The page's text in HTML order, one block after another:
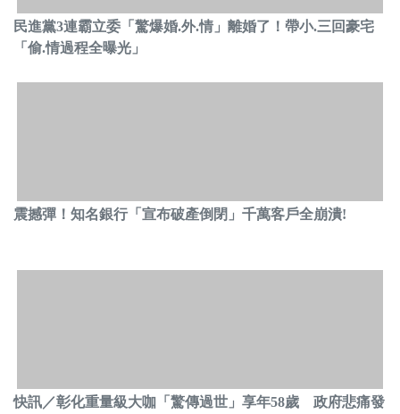
民進黨3連霸立委「驚爆婚.外.情」離婚了！帶小.三回豪宅
「偷.情過程全曝光」
震撼彈！知名銀行「宣布破產倒閉」千萬客戶全崩潰!
快訊／彰化重量級大咖「驚傳過世」享年58歲 政府悲痛發